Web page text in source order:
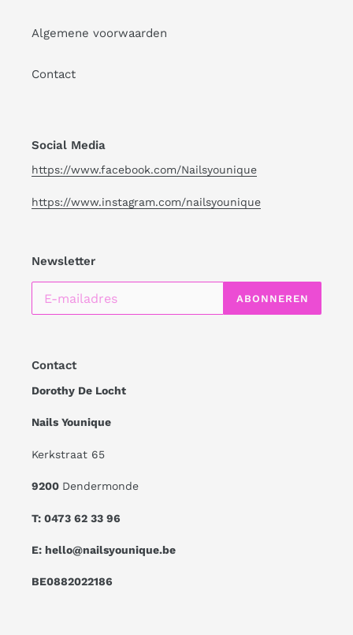
Algemene voorwaarden
Contact
Social Media
https://www.facebook.com/Nailsyounique
https://www.instagram.com/nailsyounique
Newsletter
ABONNEREN
Contact
Dorothy De Locht
Nails Younique
Kerkstraat 65
9200 Dendermonde
T: 0473 62 33 96
E: hello@nailsyounique.be
BE0882022186